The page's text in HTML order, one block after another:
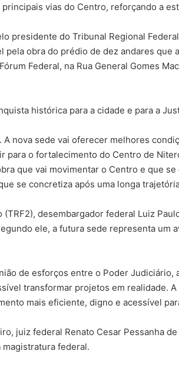
vias do Centro, reforçando a
presidente do Tribunal Regional
obra do prédio de dez andares que
Federal, na Rua General Gomes
histórica para a cidade e para a
A nova sede vai oferecer melhores
para o fortalecimento do Centro de
que vai movimentar o Centro e que
se concretiza após uma longa
desembargador federal Luiz
ele, a futura sede representa um
de esforços entre o Poder
transformar projetos em realidade.
mais eficiente, digno e acessível
juiz federal Renato Cesar Pessanha
federal.